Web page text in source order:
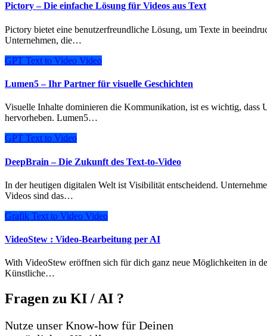
Pictory – Die einfache Lösung für Videos aus Text
Pictory bietet eine benutzerfreundliche Lösung, um Texte in beeindruckende Videos umzuwandeln. Dieses Tool ist ideal für
Unternehmen, die…
GPT Text to Video Video
Lumen5 – Ihr Partner für visuelle Geschichten
Visuelle Inhalte dominieren die Kommunikation, ist es wichtig, dass Unternehmen sich durch kreative und ansprechende Videos
hervorheben. Lumen5…
GPT Text to Video
DeepBrain – Die Zukunft des Text-to-Video
In der heutigen digitalen Welt ist Visibilität entscheidend. Unternehmen müssen ihre Botschaften effektiv kommunizieren, und
Videos sind das…
Grafik Text to Video Video
VideoStew : Video-Bearbeitung per AI
With VideoStew eröffnen sich für dich ganz neue Möglichkeiten in der Video-Bearbeitung. Dieses innovative Tool nutzt moderne
Künstliche…
Fragen zu KI / AI ?
Nutze unser Know-how für Deinen